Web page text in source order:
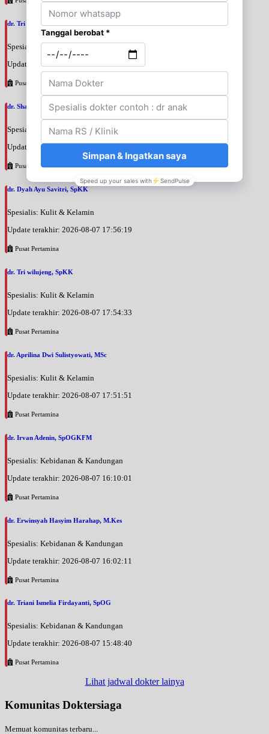
dr. Tri Wahyu Setyaningsih, SpM
Spesialis: Mata
Update terakhir: 2026-08-07 18:00:56
Pusat Pertamina
dr. Shakti Indraprasta, SpKK
Spesialis: Kulit & Kelamin
Update terakhir: 2026-08-07 17:57:56
Pusat Pertamina
dr. Dyah Ayu Savitri, SpKK
Spesialis: Kulit & Kelamin
Update terakhir: 2026-08-07 17:56:19
Pusat Pertamina
dr. Tri wilujeng, SpKK
Spesialis: Kulit & Kelamin
Update terakhir: 2026-08-07 17:54:33
Pusat Pertamina
dr. Aprilina Dwi Sulistyowati, MSc
Spesialis: Kulit & Kelamin
Update terakhir: 2026-08-07 17:51:51
Pusat Pertamina
dr. Irvan Adenin, SpOGKFM
Spesialis: Kebidanan & Kandungan
Update terakhir: 2026-08-07 16:10:01
Pusat Pertamina
dr. Erwinsyah Hasyim Harahap, M.Kes
Spesialis: Kebidanan & Kandungan
Update terakhir: 2026-08-07 16:02:11
Pusat Pertamina
dr. Triani Ismelia Firdayanti, SpOG
Spesialis: Kebidanan & Kandungan
Update terakhir: 2026-08-07 15:48:40
Pusat Pertamina
Lihat jadwal dokter lainya
Komunitas Doktersiaga
Memuat komunitas terbaru...